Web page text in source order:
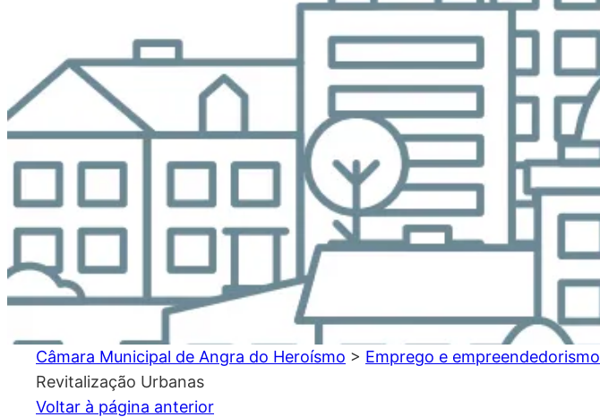
Câmara Municipal de Angra do Heroísmo > Emprego e empreendedorismo
Revitalização Urbanas
Voltar à página anterior